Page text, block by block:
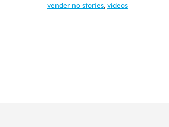
vender no stories, vídeos